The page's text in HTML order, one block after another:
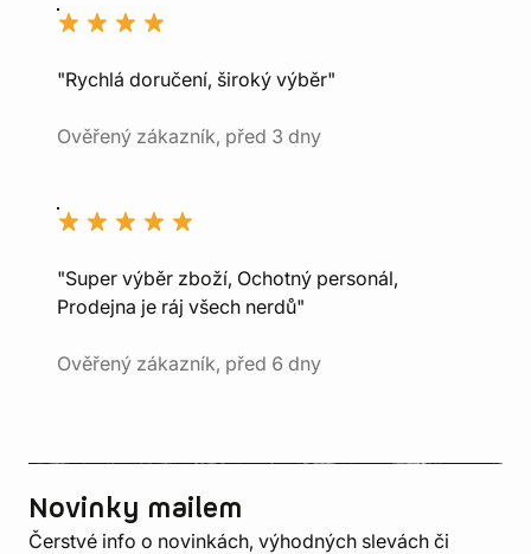
"Rychlá doručení, široký výběr"
Ověřený zákazník, před 3 dny
"Super výběr zboží, Ochotný personál,
Prodejna je ráj všech nerdů"
Ověřený zákazník, před 6 dny
Novinky mailem
Čerstvé info o novinkách, výhodných slevách či